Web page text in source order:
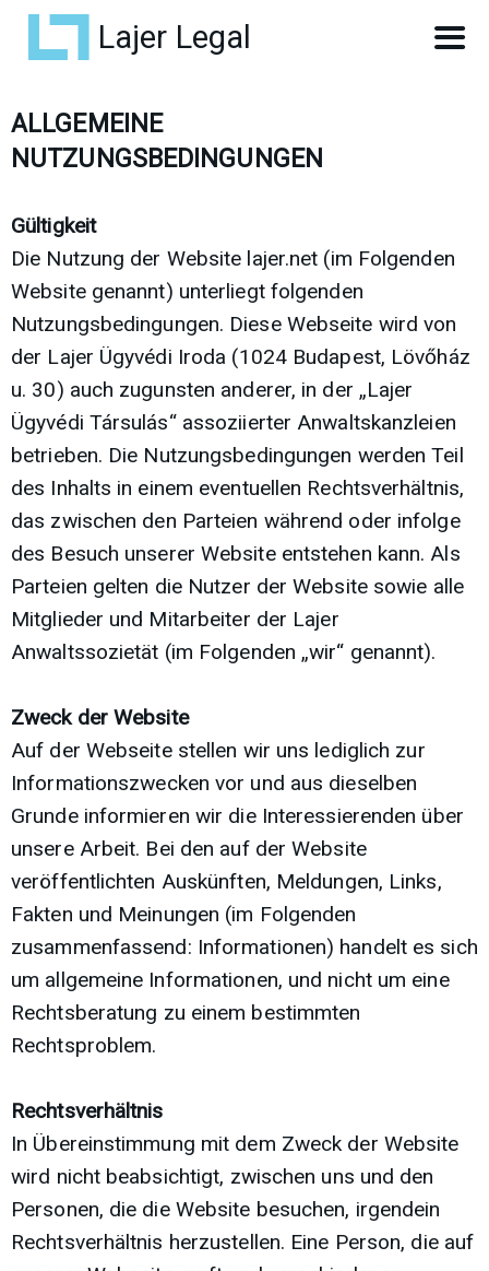
Lajer Legal
ALLGEMEINE
NUTZUNGSBEDINGUNGEN
Gültigkeit
Die Nutzung der Website lajer.net (im Folgenden
Website genannt) unterliegt folgenden
Nutzungsbedingungen. Diese Webseite wird von
der Lajer Ügyvédi Iroda (1024 Budapest, Lövőház
u. 30) auch zugunsten anderer, in der „Lajer
Ügyvédi Társulás“ assoziierter Anwaltskanzleien
betrieben. Die Nutzungsbedingungen werden Teil
des Inhalts in einem eventuellen Rechtsverhältnis,
das zwischen den Parteien während oder infolge
des Besuch unserer Website entstehen kann. Als
Parteien gelten die Nutzer der Website sowie alle
Mitglieder und Mitarbeiter der Lajer
Anwaltssozietät (im Folgenden „wir“ genannt).
Zweck der Website
Auf der Webseite stellen wir uns lediglich zur
Informationszwecken vor und aus dieselben
Grunde informieren wir die Interessierenden über
unsere Arbeit. Bei den auf der Website
veröffentlichten Auskünften, Meldungen, Links,
Fakten und Meinungen (im Folgenden
zusammenfassend: Informationen) handelt es sich
um allgemeine Informationen, und nicht um eine
Rechtsberatung zu einem bestimmten
Rechtsproblem.
Rechtsverhältnis
In Übereinstimmung mit dem Zweck der Website
wird nicht beabsichtigt, zwischen uns und den
Personen, die die Website besuchen, irgendein
Rechtsverhältnis herzustellen. Eine Person, die auf